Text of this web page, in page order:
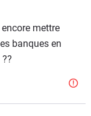
mettre
banques en